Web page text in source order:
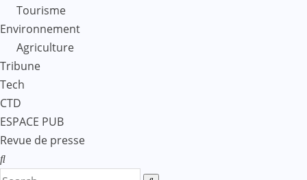
Tourisme
Environnement
Agriculture
Tribune
Tech
CTD
ESPACE PUB
Revue de presse